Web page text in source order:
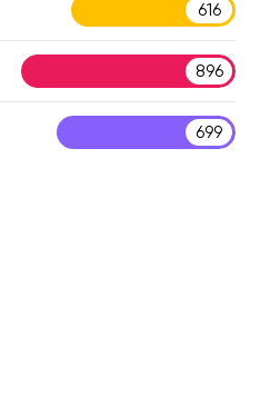
616
896
699